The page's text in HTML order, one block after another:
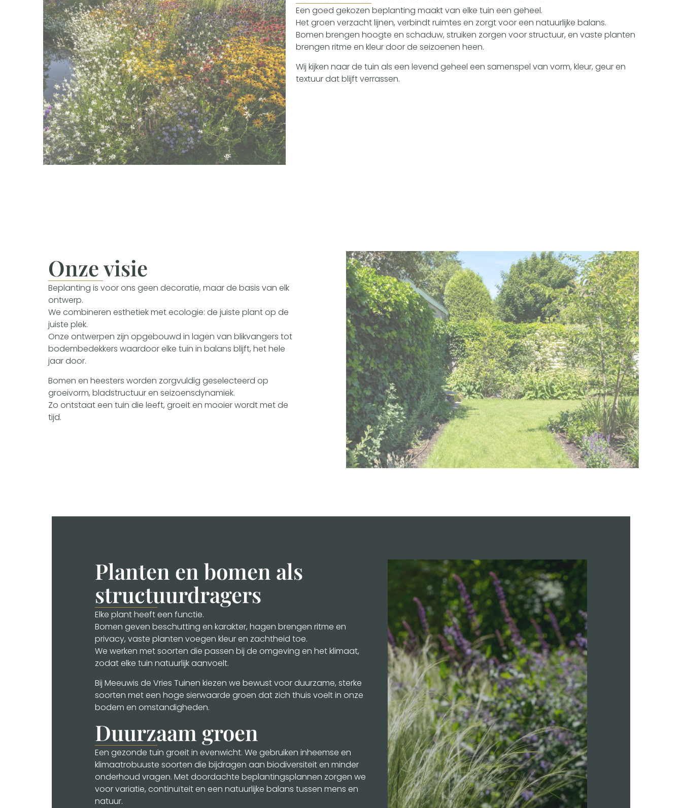
Een goed gekozen beplanting maakt van elke tuin een geheel.
Het groen verzacht lijnen, verbindt ruimtes en zorgt voor een natuurlijke balans.
Bomen brengen hoogte en schaduw, struiken zorgen voor structuur, en vaste planten
brengen ritme en kleur door de seizoenen heen.
Wij kijken naar de tuin als een levend geheel een samenspel van vorm, kleur, geur en
textuur dat blijft verrassen.
Onze visie
Beplanting is voor ons geen decoratie, maar de basis van elk
ontwerp.
We combineren esthetiek met ecologie: de juiste plant op de
juiste plek.
Onze ontwerpen zijn opgebouwd in lagen van blikvangers tot
bodembedekkers waardoor elke tuin in balans blijft, het hele
jaar door.
Bomen en heesters worden zorgvuldig geselecteerd op
groeivorm, bladstructuur en seizoensdynamiek.
Zo ontstaat een tuin die leeft, groeit en mooier wordt met de
tijd.
Planten en bomen als
structuurdragers
Elke plant heeft een functie.
Bomen geven beschutting en karakter, hagen brengen ritme en
privacy, vaste planten voegen kleur en zachtheid toe.
We werken met soorten die passen bij de omgeving en het klimaat,
zodat elke tuin natuurlijk aanvoelt.
Bij Meeuwis de Vries Tuinen kiezen we bewust voor duurzame, sterke
soorten met een hoge sierwaarde groen dat zich thuis voelt in onze
bodem en omstandigheden.
Duurzaam groen
Een gezonde tuin groeit in evenwicht. We gebruiken inheemse en
klimaatrobuuste soorten die bijdragen aan biodiversiteit en minder
onderhoud vragen. Met doordachte beplantingsplannen zorgen we
voor variatie, continuïteit en een natuurlijke balans tussen mens en
natuur.